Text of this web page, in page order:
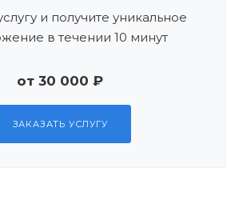
и получите уникальное
в течении 10 минут
от 30 000 ₽
ЗАКАЗАТЬ УСЛУГУ